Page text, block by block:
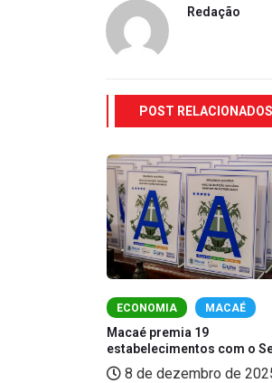
Redação
POST RELACIONADOS
ECONOMIA MACAÉ
Macaé premia 19
estabelecimentos com o
8 de dezembro de